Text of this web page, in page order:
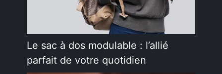
Le sac à dos modulable : l’allié
parfait de votre quotidien